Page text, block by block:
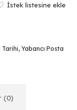
İstek listesine ekle
Tarihi, Yabancı Posta
(0)